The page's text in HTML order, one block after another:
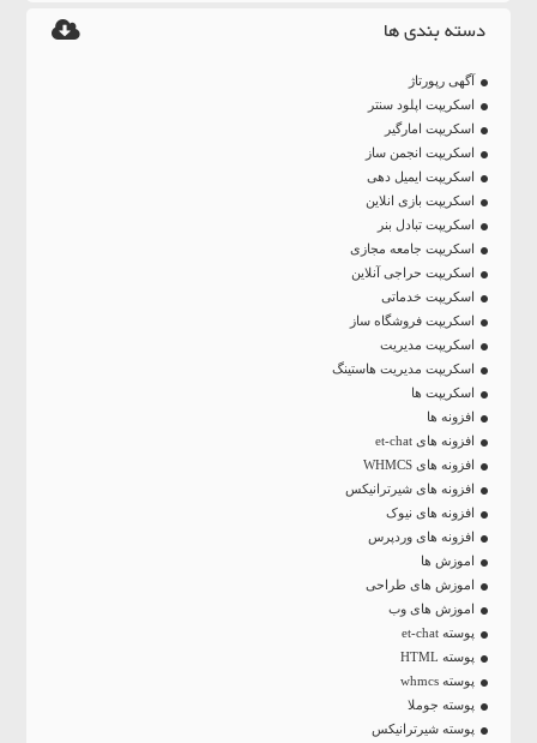
دسته بندی ها
آگهی رپورتاژ
اسکریپت اپلود سنتر
اسکریپت امارگیر
اسکریپت انجمن ساز
اسکریپت ایمیل دهی
اسکریپت بازی انلاین
اسکریپت تبادل بنر
اسکریپت جامعه مجازی
اسکریپت حراجی آنلاین
اسکریپت خدماتی
اسکریپت فروشگاه ساز
اسکریپت مدیریت
اسکریپت مدیریت هاستینگ
اسکریپت ها
افزونه ها
افزونه های et-chat
افزونه های WHMCS
افزونه های شیرترانیکس
افزونه های نیوک
افزونه های وردپرس
اموزش ها
اموزش های طراحی
اموزش های وب
پوسته et-chat
پوسته HTML
پوسته whmcs
پوسته جوملا
پوسته شیرترانیکس